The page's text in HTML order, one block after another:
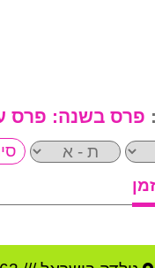
פרס בשנה: פרס